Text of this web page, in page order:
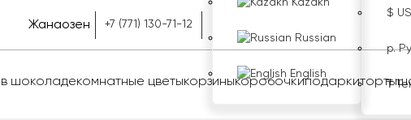
Жанаозен +7 (771) 130-71-12
Kazakh
Russian
English
$
р.
₸
в шоколадекомнатные цветыкорзиныкоробочкиподаркиторты